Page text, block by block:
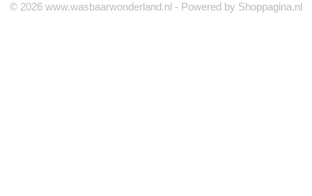
© 2026 www.wasbaarwonderland.nl - Powered by Shoppagina.nl